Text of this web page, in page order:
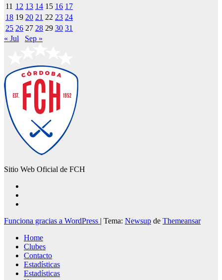
11 12 13 14 15 16 17
18 19 20 21 22 23 24
25 26 27 28 29 30 31
« Jul
Sep »
Sitio Web Oficial de FCH
Funciona gracias a WordPress | Tema: Newsup de Themeansar
Home
Clubes
Contacto
Estadísticas
Estadísticas